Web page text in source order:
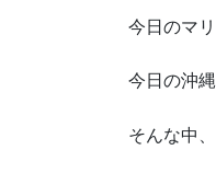
今日のマ
今日の沖
そんな中